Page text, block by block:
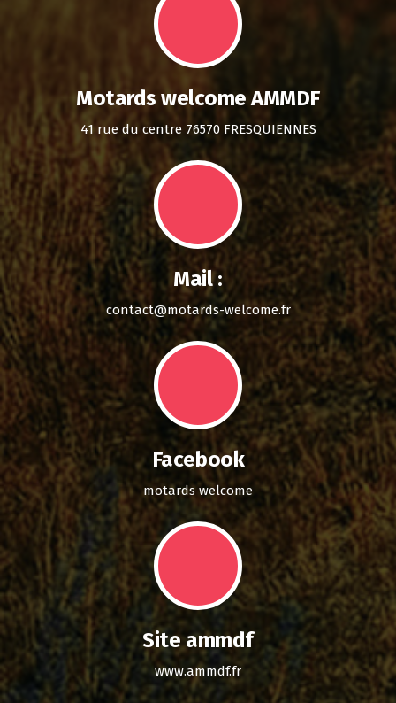
Motards welcome AMMDF
41 rue du centre 76570 FRESQUIENNES
Mail :
contact@motards-welcome.fr
Facebook
motards welcome
Site ammdf
www.ammdf.fr